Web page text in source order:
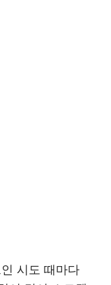
시도 때마다